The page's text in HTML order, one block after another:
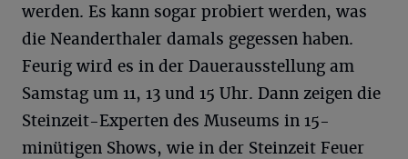
werden. Es kann sogar probiert werden, was
die Neanderthaler damals gegessen haben.
Feurig wird es in der Dauerausstellung am
Samstag um 11, 13 und 15 Uhr. Dann zeigen die
Steinzeit-Experten des Museums in 15-
minütigen Shows, wie in der Steinzeit Feuer